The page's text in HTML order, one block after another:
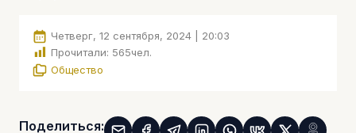
Четверг, 12 сентября, 2024 | 20:03
Прочитали: 565чел.
Общество
Поделиться: